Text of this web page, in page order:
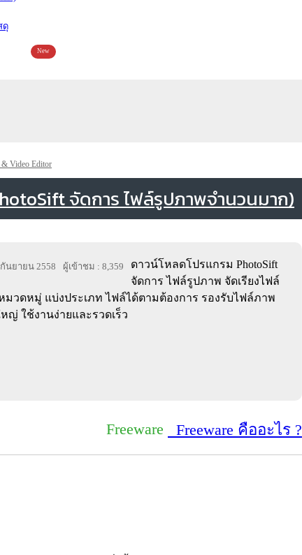
ดุ
New
& Video Editor
จัดการ ไฟล์รูปภาพจำนวนมาก)
กันยายน 2558 ผู้เข้าชม : 8,359
ดาวน์โหลดโปรแกรม PhotoSift
จัดการ ไฟล์รูปภาพ จัดเรียงไฟล์
มวดหมู่ แบ่งประเภท ไฟล์ได้ตามต้องการ รองรับไฟล์ภาพ
ญ่ ใช้งานง่ายและรวดเร็ว
Freeware Freeware คืออะไร ?